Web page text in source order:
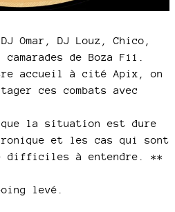
Omar, DJ Louz, Chico,
de Boza Fii.
accueil à cité Apix, on
ces combats avec
la situation est dure
et les cas qui sont
difficiles à entendre. **
levé.